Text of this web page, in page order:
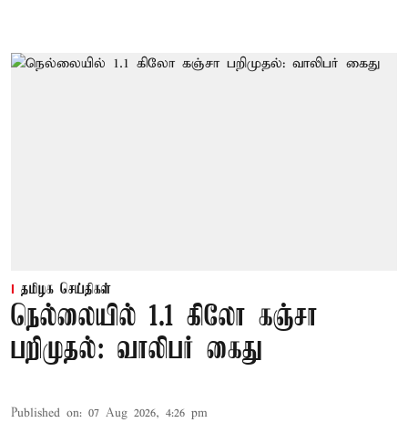
தமிழக செய்திகள்
நெல்லையில் 1.1 கிலோ கஞ்சா
பறிமுதல்: வாலிபர் கைது
Published on: 07 Aug 2026, 4:26 pm